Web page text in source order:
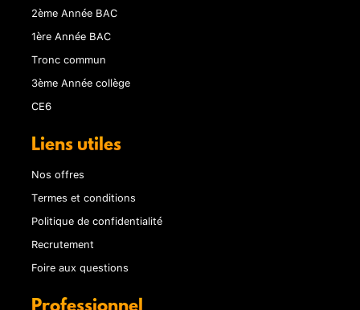
2ème Année BAC
1ère Année BAC
Tronc commun
3ème Année collège
CE6
Liens utiles
Nos offres
Termes et conditions
Politique de confidentialité
Recrutement
Foire aux questions